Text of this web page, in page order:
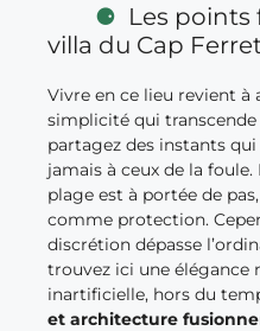
Les points
villa du Cap
Vivre en ce lieu revient à
simplicité qui transcende
partagez des instants
jamais à ceux de la foule.
plage est à portée de
comme protection.
discrétion dépasse
trouvez ici une élégance
inartificielle, hors du
et architecture